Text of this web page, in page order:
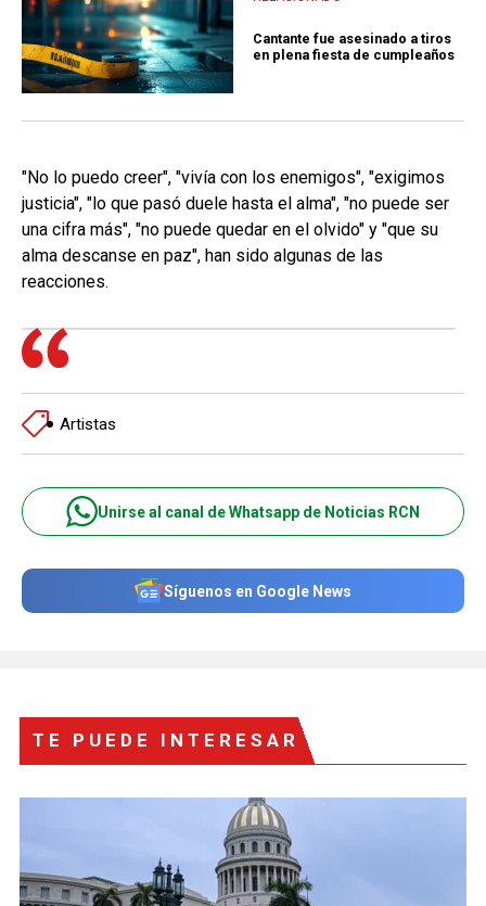
Cantante fue asesinado a tiros
en plena fiesta de cumpleaños
"No lo puedo creer", "vivía con los enemigos", "exigimos
justicia", "lo que pasó duele hasta el alma", "no puede ser
una cifra más", "no puede quedar en el olvido" y "que su
alma descanse en paz", han sido algunas de las
reacciones.
Artistas
Unirse al canal de Whatsapp de Noticias RCN
Síguenos en Google News
TE PUEDE INTERESAR